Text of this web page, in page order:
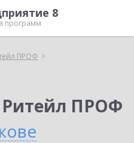
8
программ
ПРОФ
Ритейл ПРОФ